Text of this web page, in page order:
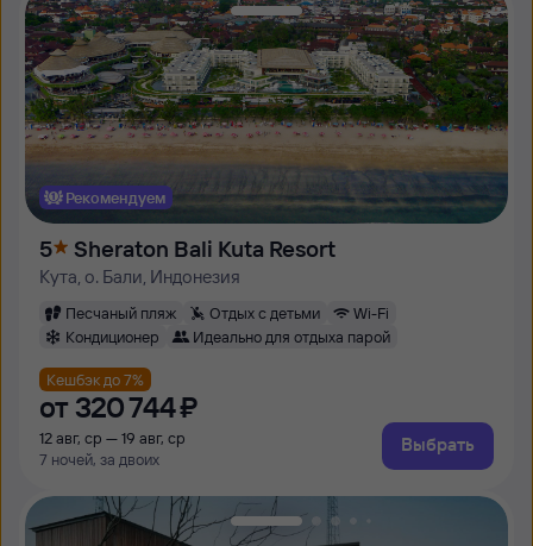
Рекомендуем
5 Sheraton Bali Kuta Resort
Кута, о. Бали, Индонезия
Песчаный пляж Отдых с детьми
Wi-Fi
Кондиционер
Идеально для отдыха парой
Кешбэк до 7%
от 320 ⁠744 ⁠₽
12 авг, ср — 19 авг, ср
7 ночей, за двоих
Выбрать